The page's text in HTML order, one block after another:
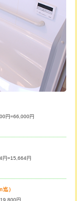
33,000円
円
円
円
円
円=66,000円
円=15,664円
）
円